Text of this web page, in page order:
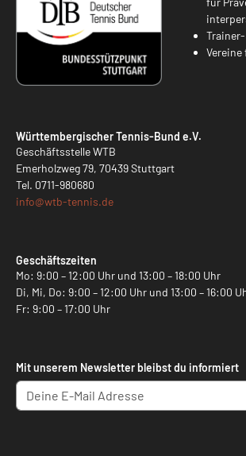
Vereine
Württembergischer Tennis-Bund e.V.
Geschäftsstelle WTB
Emerholzweg 79, 70439 Stuttgart
Tel. 0711-980680
info@wtb-tennis.de
Geschäftszeiten
Mo: 9:00 – 12:00 Uhr und 13:00 – 18:00 Uhr
Di, Mi, Do: 9:00 – 12:00 Uhr und 13:00 – 16:00
Fr: 9:00 – 17:00 Uhr
Mit unserem Newsletter bleibst du informiert